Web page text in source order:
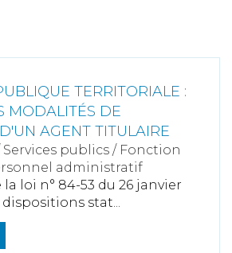
TERRITORIALE :
MODALITÉS DE
AGENT TITULAIRE
Services publics / Fonction
administratif
la loi n° 84-53 du 26 janvier
stat...